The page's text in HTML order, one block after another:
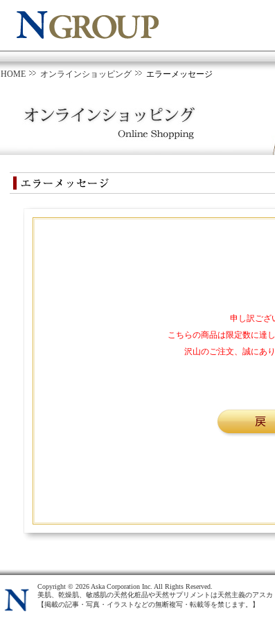
HOME オンラインショッピング エラーメッセージ
申し訳ござ
こちらの商品は限定数に達
沢山のご注文、誠にあ
Copyright © 2026 Aska Corporation Inc. All Rights Reserved.
美肌、乾燥肌、敏感肌の天然化粧品や天然サプリメントは天然主義のアスカ
【掲載の記事・写真・イラストなどの無断複写・転載等を禁じます。】